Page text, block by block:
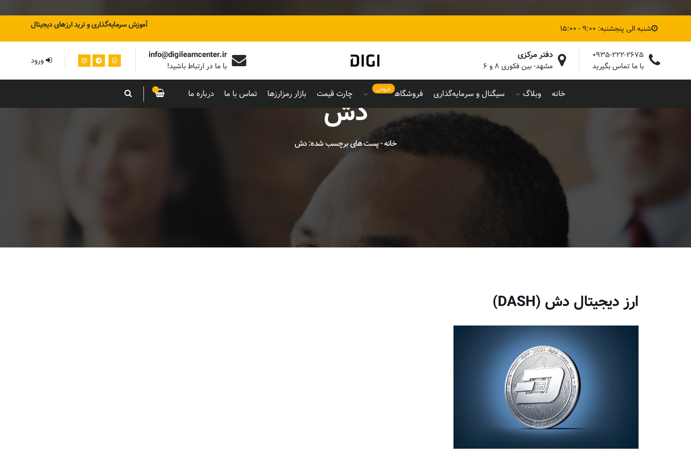
شنبه الی پنجشنبه: 9:00 - 15:00 آموزش سرمایه‌گذاری و ترید ارزهای دیجیتال
0935-222-2675
با ما تماس بگیرید
دفتر مرکزی
مشهد- بین فکوری ۸ و ۶
info@digilearncenter.ir
با ما در ارتباط باشید! ورود
خانه وبلاگ سیگنال و سرمایه‌گذاری فروشگاه فروش چارت قیمت بازار رمزارزها تماس با ما درباره ما دش
خانه-پست های برچسب شده: دش
ارز دیجیتال دش (DASH)